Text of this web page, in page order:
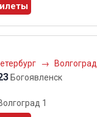
→ Волгоград
Богоявленск
1